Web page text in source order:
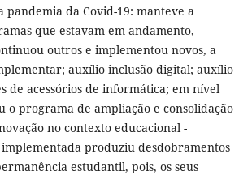
da Covid-19: manteve a
que estavam em andamento,
outros e implementou novos, a
auxílio inclusão digital; auxílio
de acessórios de informática; em nível
o programa de ampliação e consolidação
no contexto educacional -
implementada produziu desdobramentos
estudantil, pois, os seus